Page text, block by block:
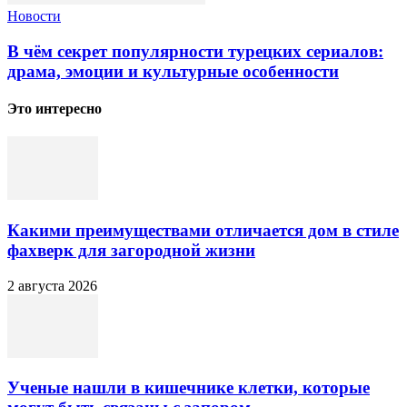
Новости
В чём секрет популярности турецких сериалов:
драма, эмоции и культурные особенности
Это интересно
Какими преимуществами отличается дом в стиле
фахверк для загородной жизни
2 августа 2026
Ученые нашли в кишечнике клетки, которые